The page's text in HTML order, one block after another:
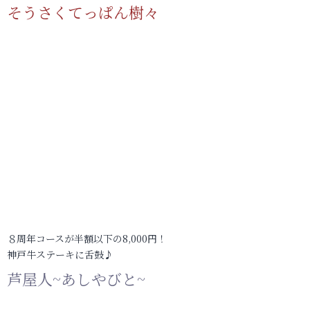
そうさくてっぱん樹々
８周年コースが半額以下の8,000円！
神戸牛ステーキに舌鼓♪
芦屋人~あしやびと~